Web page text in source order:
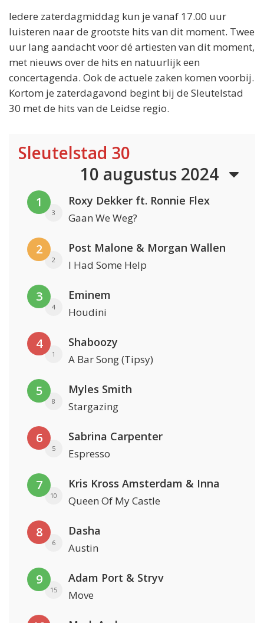
Iedere zaterdagmiddag kun je vanaf 17.00 uur
luisteren naar de grootste hits van dit moment. Twee
uur lang aandacht voor dé artiesten van dit moment,
met nieuws over de hits en natuurlijk een
concertagenda. Ook de actuele zaken komen voorbij.
Kortom je zaterdagavond begint bij de Sleutelstad
30 met de hits van de Leidse regio.
Sleutelstad 30
10 augustus 2024
1
3
Roxy Dekker ft. Ronnie Flex
Gaan We Weg?
2
2
Post Malone & Morgan Wallen
I Had Some Help
3
4
Eminem
Houdini
4
1
Shaboozy
A Bar Song (Tipsy)
5
8
Myles Smith
Stargazing
6
5
Sabrina Carpenter
Espresso
7
10
Kris Kross Amsterdam & Inna
Queen Of My Castle
8
6
Dasha
Austin
9
15
Adam Port & Stryv
Move